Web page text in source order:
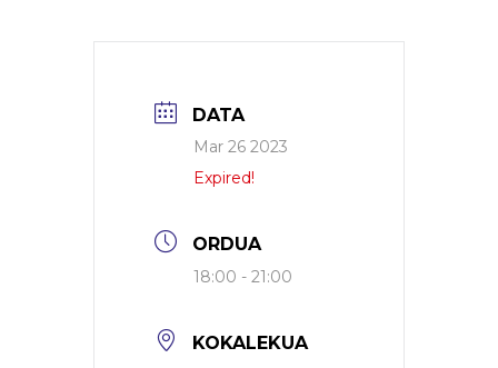
DATA
Mar 26 2023
Expired!
ORDUA
18:00 - 21:00
KOKALEKUA